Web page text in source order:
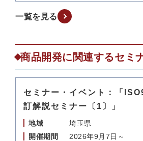
一覧を見る
商品開発に関連するセミ
セミナー・イベント：「
訂解説セミナー〔1〕」
地域
埼玉県
開催期間
2026年9月7日～